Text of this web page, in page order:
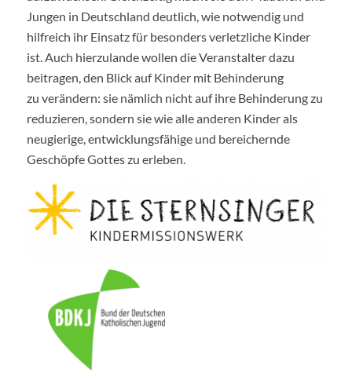
Jungen in Deutschland deutlich, wie notwendig und
hilfreich ihr Einsatz für besonders verletzliche Kinder
ist. Auch hierzulande wollen die Veranstalter dazu
beitragen, den Blick auf Kinder mit Behinderung
zu verändern: sie nämlich nicht auf ihre Behinderung zu
reduzieren, sondern sie wie alle anderen Kinder als
neugierige, entwicklungsfähige und bereichernde
Geschöpfe Gottes zu erleben.